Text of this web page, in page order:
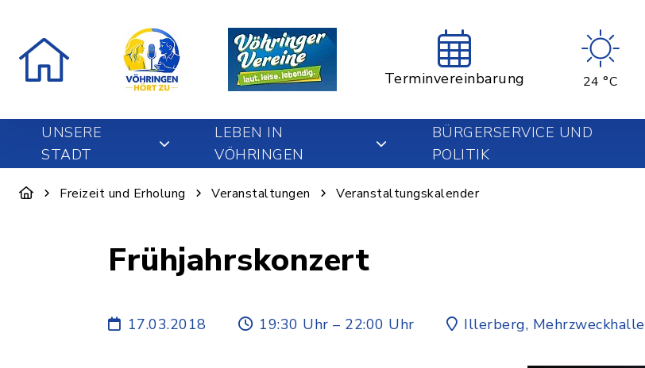
Terminvereinbarung 24 °C
UNSERE
STADT
LEBEN IN
VÖHRINGEN
BÜRGERSERVICE UND
POLITIK
Freizeit und Erholung Veranstaltungen Veranstaltungskalender
Frühjahrskonzert
17.03.2018 19:30 Uhr – 22:00 Uhr Illerberg, Mehrzweckhalle